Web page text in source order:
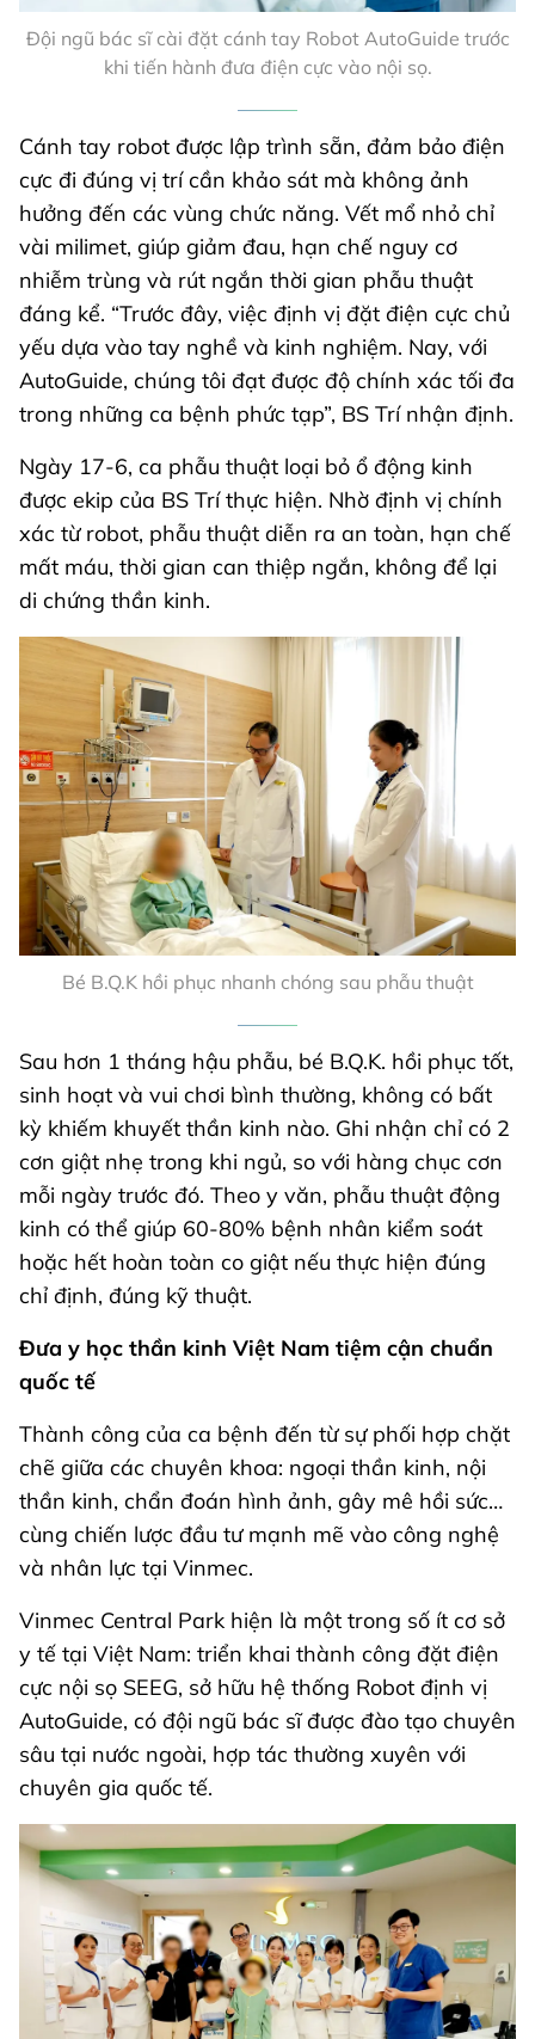
Đội ngũ bác sĩ cài đặt cánh tay Robot AutoGuide trước
khi tiến hành đưa điện cực vào nội sọ.
Cánh tay robot được lập trình sẵn, đảm bảo điện
cực đi đúng vị trí cần khảo sát mà không ảnh
hưởng đến các vùng chức năng. Vết mổ nhỏ chỉ
vài milimet, giúp giảm đau, hạn chế nguy cơ
nhiễm trùng và rút ngắn thời gian phẫu thuật
đáng kể. “Trước đây, việc định vị đặt điện cực chủ
yếu dựa vào tay nghề và kinh nghiệm. Nay, với
AutoGuide, chúng tôi đạt được độ chính xác tối đa
trong những ca bệnh phức tạp”, BS Trí nhận định.
Ngày 17-6, ca phẫu thuật loại bỏ ổ động kinh
được ekip của BS Trí thực hiện. Nhờ định vị chính
xác từ robot, phẫu thuật diễn ra an toàn, hạn chế
mất máu, thời gian can thiệp ngắn, không để lại
di chứng thần kinh.
Bé B.Q.K hồi phục nhanh chóng sau phẫu thuật
Sau hơn 1 tháng hậu phẫu, bé B.Q.K. hồi phục tốt,
sinh hoạt và vui chơi bình thường, không có bất
kỳ khiếm khuyết thần kinh nào. Ghi nhận chỉ có 2
cơn giật nhẹ trong khi ngủ, so với hàng chục cơn
mỗi ngày trước đó. Theo y văn, phẫu thuật động
kinh có thể giúp 60-80% bệnh nhân kiểm soát
hoặc hết hoàn toàn co giật nếu thực hiện đúng
chỉ định, đúng kỹ thuật.
Đưa y học thần kinh Việt Nam tiệm cận chuẩn
quốc tế
Thành công của ca bệnh đến từ sự phối hợp chặt
chẽ giữa các chuyên khoa: ngoại thần kinh, nội
thần kinh, chẩn đoán hình ảnh, gây mê hồi sức…
cùng chiến lược đầu tư mạnh mẽ vào công nghệ
và nhân lực tại Vinmec.
Vinmec Central Park hiện là một trong số ít cơ sở
y tế tại Việt Nam: triển khai thành công đặt điện
cực nội sọ SEEG, sở hữu hệ thống Robot định vị
AutoGuide, có đội ngũ bác sĩ được đào tạo chuyên
sâu tại nước ngoài, hợp tác thường xuyên với
chuyên gia quốc tế.